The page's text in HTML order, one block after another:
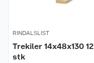
RINDALSLIST
Trekiler 14x48x130 12
stk